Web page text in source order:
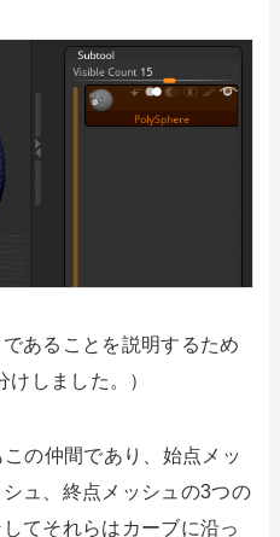
あることを説明するため
しました。）
の仲間であり、始点メッ
ュ、終点メッシュの3つの
てそれらはカーブに沿っ